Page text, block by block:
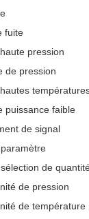
fuite
pression
de pression
puissance faible
de signal
de
de pression
de température